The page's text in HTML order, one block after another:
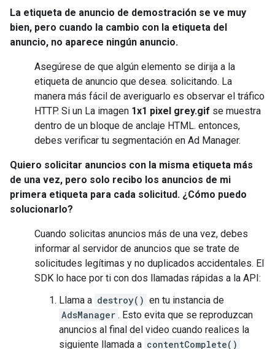
La etiqueta de anuncio de demostración se ve muy
bien, pero cuando la cambio con la etiqueta del
anuncio, no aparece ningún anuncio.
Asegúrese de que algún elemento se dirija a la
etiqueta de anuncio que desea. solicitando. La
manera más fácil de averiguarlo es observar el tráfico
HTTP. Si un La imagen 1x1 pixel grey.gif se muestra
dentro de un bloque de anclaje HTML. entonces,
debes verificar tu segmentación en Ad Manager.
Quiero solicitar anuncios con la misma etiqueta más
de una vez, pero solo recibo los anuncios de mi
primera etiqueta para cada solicitud. ¿Cómo puedo
solucionarlo?
Cuando solicitas anuncios más de una vez, debes
informar al servidor de anuncios que se trate de
solicitudes legítimas y no duplicados accidentales. El
SDK lo hace por ti con dos llamadas rápidas a la API:
Llama a destroy() en tu instancia de
AdsManager . Esto evita que se reproduzcan
anuncios al final del video cuando realices la
siguiente llamada a contentComplete()